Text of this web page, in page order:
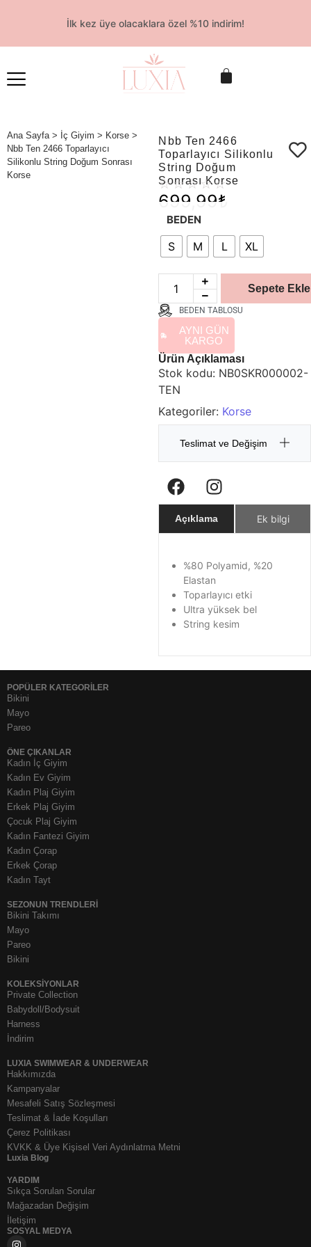
İlk kez üye olacaklara özel %10 indirim!
Ana Sayfa > İç Giyim > Korse >
Nbb Ten 2466 Toparlayıcı
Silikonlu String Doğum Sonrası
Korse
Nbb Ten 2466
Toparlayıcı Silikonlu
String Doğum
Sonrası Korse
☆☆☆☆☆
699,99₺
BEDEN
S M L XL
Sepete Ekle
BEDEN TABLOSU
AYNI GÜN
KARGO
Ürün Açıklaması
Stok kodu: NB0SKR000002-
TEN
Kategoriler: Korse
Teslimat ve Değişim
Açıklama Ek bilgi
%80 Polyamid, %20
Elastan
Toparlayıcı etki
Ultra yüksek bel
String kesim
POPÜLER KATEGORİLER
Bikini
Mayo
Pareo
ÖNE ÇIKANLAR
Kadın İç Giyim
Kadın Ev Giyim
Kadın Plaj Giyim
Erkek Plaj Giyim
Çocuk Plaj Giyim
Kadın Fantezi Giyim
Kadın Çorap
Erkek Çorap
Kadın Tayt
SEZONUN TRENDLERI
Bikini Takımı
Mayo
Pareo
Bikini
KOLEKSIYONLAR
Private Collection
Babydoll/Bodysuit
Harness
İndirim
LUXIA SWIMWEAR & UNDERWEAR
Hakkımızda
Kampanyalar
Mesafeli Satış Sözleşmesi
Teslimat & İade Koşulları
Çerez Politikası
KVKK & Üye Kişisel Veri Aydınlatma Metni
Luxia Blog
YARDIM
Sıkça Sorulan Sorular
Mağazadan Değişim
İletişim
SOSYAL MEDYA